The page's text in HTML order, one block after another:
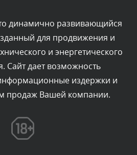
виден после проверки
Сегодня, в 06:42
виден после проверки
динамично развивающийся
для продвижения и
и энергетического
Сайт дает возможность
издержки и
продаж Вашей компании.